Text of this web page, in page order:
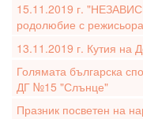
15.11.2019 г.
родолюбие с
13.11.2019 г. Кутия на
Голямата българска
ДГ №15 "Слънце"
Празник посветен на